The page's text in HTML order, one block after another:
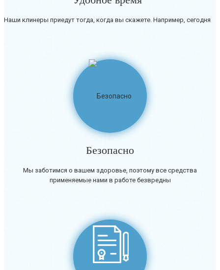
Наши клинеры приедут тогда, когда вы скажете. Например, сегодня
Безопасно
Мы заботимся о вашем здоровье, поэтому все средства
применяемые нами в работе безвредны